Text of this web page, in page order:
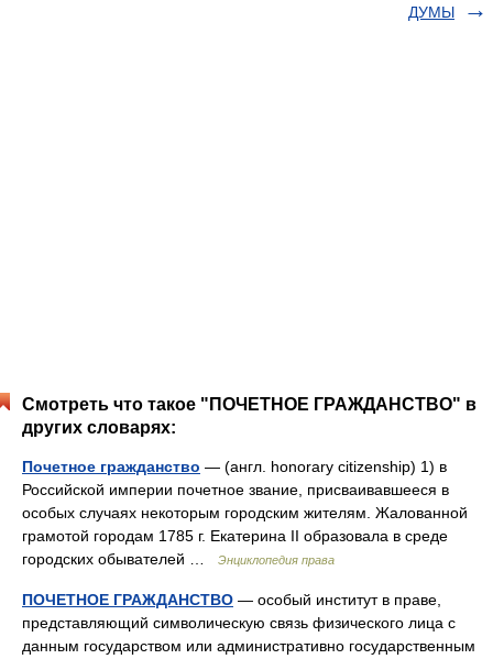
ДУМЫ
Смотреть что такое "ПОЧЕТНОЕ ГРАЖДАНСТВО" в
других словарях:
Почетное гражданство — (англ. honorary citizenship) 1) в
Российской империи почетное звание, присваивавшееся в
особых случаях некоторым городским жителям. Жалованной
грамотой городам 1785 г. Екатерина II образовала в среде
городских обывателей …
Энциклопедия права
ПОЧЕТНОЕ ГРАЖДАНСТВО — особый институт в праве,
представляющий символическую связь физического лица с
данным государством или административно государственным